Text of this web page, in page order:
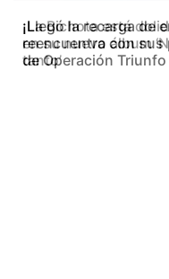
¡La Bichota está
en su nuevo álbum
tanto’